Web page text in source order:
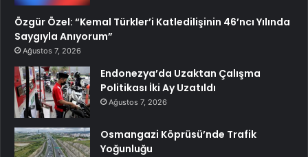
Özgür Özel: “Kemal Türkler’i Katledilişinin 46’ncı Yılında
Saygıyla Anıyorum”
Ağustos 7, 2026
Endonezya’da Uzaktan Çalışma
Politikası İki Ay Uzatıldı
Ağustos 7, 2026
Osmangazi Köprüsü’nde Trafik
Yoğunluğu